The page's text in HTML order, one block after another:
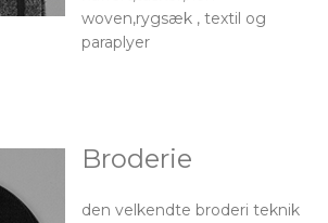
woven,rygsæk , textil og
paraplyer
Broderie
den velkendte broderi teknik